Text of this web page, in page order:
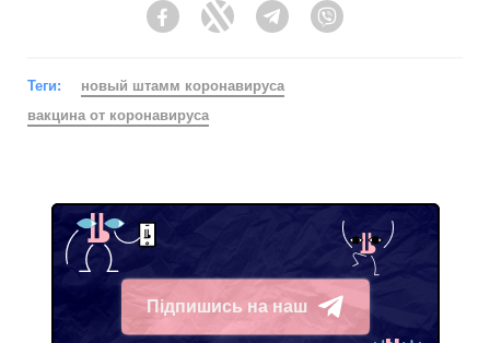
FacebookTwitter Telegram
Теги:
новый штамм коронавируса
вакцина от коронавируса
Підпишись на наш
Telegram